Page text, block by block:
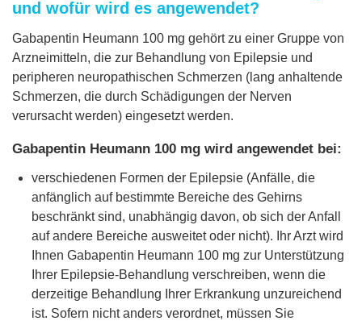
und wofür wird es angewendet?
Gabapentin Heumann 100 mg gehört zu einer Gruppe von
Arzneimitteln, die zur Behandlung von Epilepsie und
peripheren neuropathischen Schmerzen (lang anhaltende
Schmerzen, die durch Schädigungen der Nerven
verursacht werden) eingesetzt werden.
Gabapentin Heumann 100 mg wird angewendet bei:
verschiedenen Formen der Epilepsie (Anfälle, die
anfänglich auf bestimmte Bereiche des Gehirns
beschränkt sind, unabhängig davon, ob sich der Anfall
auf andere Bereiche ausweitet oder nicht). Ihr Arzt wird
Ihnen Gabapentin Heumann 100 mg zur Unterstützung
Ihrer Epilepsie-Behandlung verschreiben, wenn die
derzeitige Behandlung Ihrer Erkrankung unzureichend
ist. Sofern nicht anders verordnet, müssen Sie